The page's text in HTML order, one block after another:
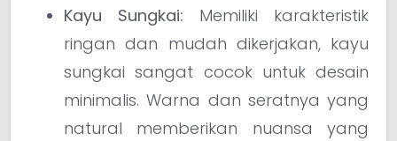
Kayu Sungkai: Memiliki karakteristik
ringan dan mudah dikerjakan, kayu
sungkai sangat cocok untuk desain
minimalis. Warna dan seratnya yang
natural memberikan nuansa yang